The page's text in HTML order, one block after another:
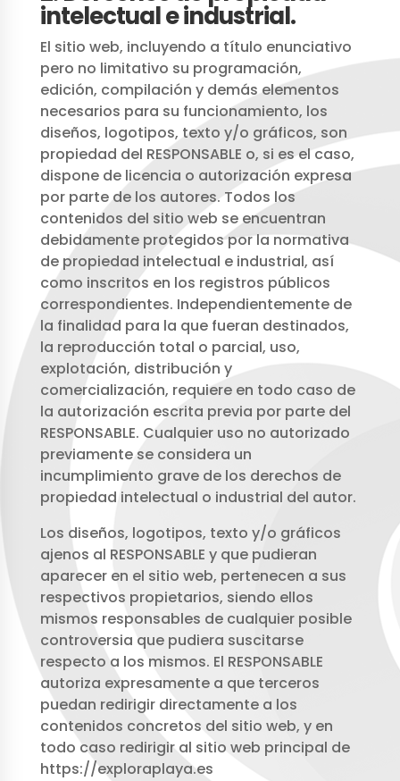
intelectual e industrial.
El sitio web, incluyendo a título enunciativo
pero no limitativo su programación,
edición, compilación y demás elementos
necesarios para su funcionamiento, los
diseños, logotipos, texto y/o gráficos, son
propiedad del RESPONSABLE o, si es el caso,
dispone de licencia o autorización expresa
por parte de los autores. Todos los
contenidos del sitio web se encuentran
debidamente protegidos por la normativa
de propiedad intelectual e industrial, así
como inscritos en los registros públicos
correspondientes. Independientemente de
la finalidad para la que fueran destinados,
la reproducción total o parcial, uso,
explotación, distribución y
comercialización, requiere en todo caso de
la autorización escrita previa por parte del
RESPONSABLE. Cualquier uso no autorizado
previamente se considera un
incumplimiento grave de los derechos de
propiedad intelectual o industrial del autor.
Los diseños, logotipos, texto y/o gráficos
ajenos al RESPONSABLE y que pudieran
aparecer en el sitio web, pertenecen a sus
respectivos propietarios, siendo ellos
mismos responsables de cualquier posible
controversia que pudiera suscitarse
respecto a los mismos. El RESPONSABLE
autoriza expresamente a que terceros
puedan redirigir directamente a los
contenidos concretos del sitio web, y en
todo caso redirigir al sitio web principal de
https://exploraplaya.es